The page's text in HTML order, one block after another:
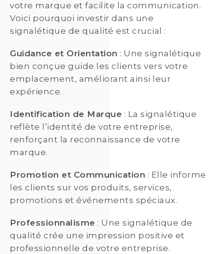
votre marque et facilite la communication.
Voici pourquoi investir dans une
signalétique de qualité est crucial :
Guidance et Orientation : Une signalétique
bien conçue guide les clients vers votre
emplacement, améliorant ainsi leur
expérience.
Identification de Marque : La signalétique
reflète l’identité de votre entreprise,
renforçant la reconnaissance de votre
marque.
Promotion et Communication : Elle informe
les clients sur vos produits, services,
promotions et événements spéciaux.
Professionnalisme : Une signalétique de
qualité crée une impression positive et
professionnelle de votre entreprise.